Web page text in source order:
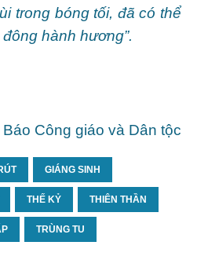
trong bóng tối, đã có thể
hành hương”.
Báo Công giáo và Dân tộc
GIÁNG SINH
THẾ KỶ THIÊN THẦN
TRÙNG TU